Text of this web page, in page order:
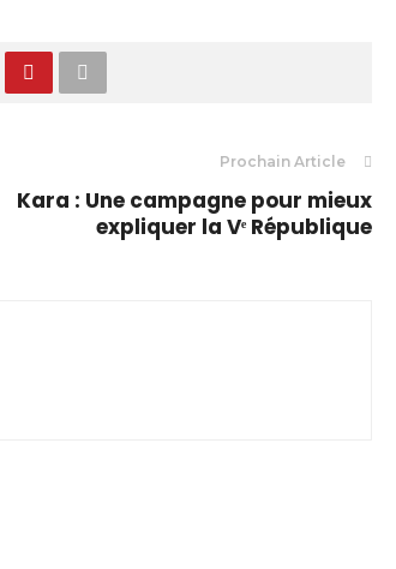
Prochain Article
Kara : Une campagne pour mieux
expliquer la Vᵉ République